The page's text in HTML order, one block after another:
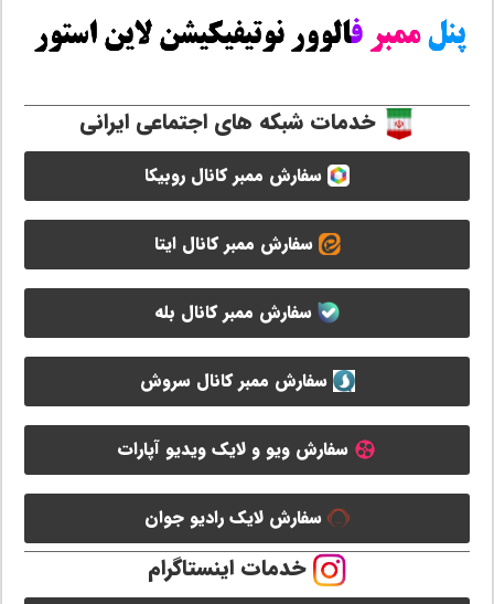
خدمات شبکه های اجتماعی ایرانی
سفارش ممبر کانال روبیکا
سفارش ممبر کانال ایتا
سفارش ممبر کانال بله
سفارش ممبر کانال سروش
سفارش ویو و لایک ویدیو آپارات
سفارش لایک رادیو جوان
خدمات اینستاگرام